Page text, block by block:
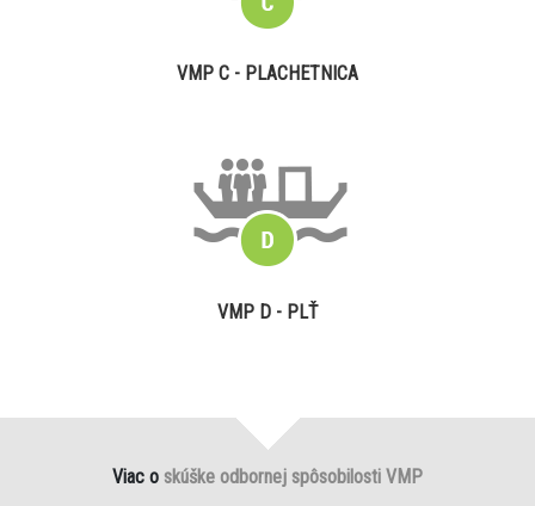
VMP C - PLACHETNICA
VMP D - PLŤ
Viac o skúške odbornej spôsobilosti VMP